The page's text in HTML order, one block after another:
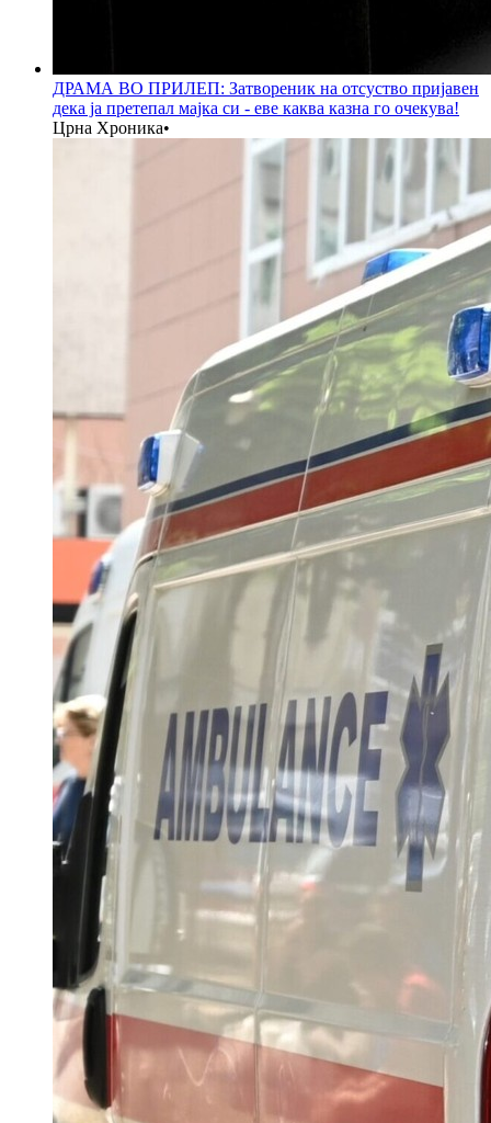
ДРАМА ВО ПРИЛЕП: Затвореник на отсуство пријавен
дека ја претепал мајка си - еве каква казна го очекува!
Црна Хроника•